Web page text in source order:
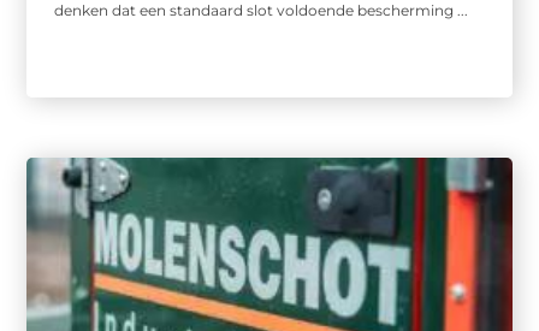
denken dat een standaard slot voldoende bescherming ...